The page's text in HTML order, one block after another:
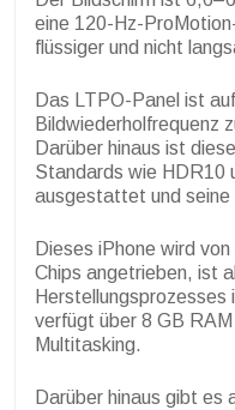
eine 120-Hz-
flüssiger und nicht
Das LTPO-Panel ist
Bildwiederholfrequenz
Darüber hinaus ist
Standards wie HDR10
ausgestattet und
Dieses iPhone wird
Chips angetrieben, ist
verfügt über 8 GB
Multitasking.
Darüber hinaus gibt es